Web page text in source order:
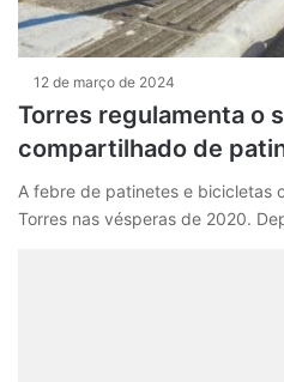
12 de março de 2024
Torres regulamenta o
compartilhado de
A febre de patinetes e bicicletas
Torres nas vésperas de 2020.